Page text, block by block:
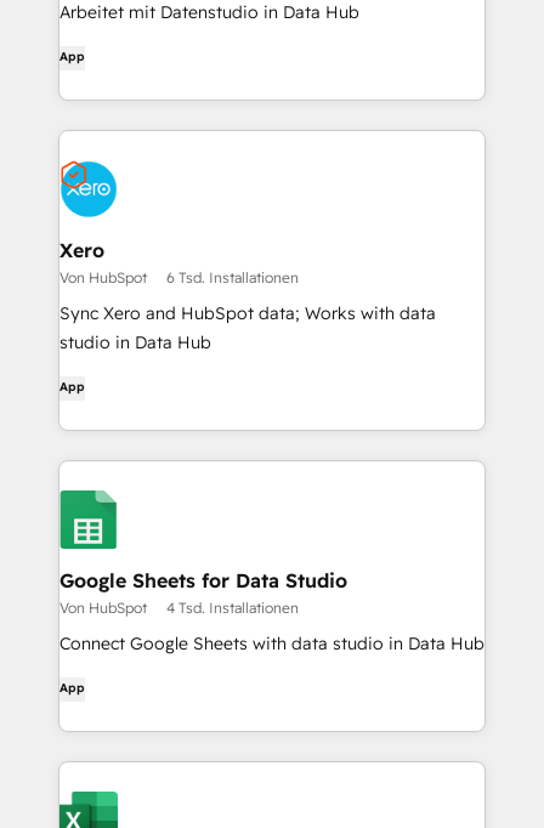
Arbeitet mit Datenstudio in Data Hub
App
Xero
Von HubSpot 6 Tsd. Installationen
Sync Xero and HubSpot data; Works with data
studio in Data Hub
App
Google Sheets for Data Studio
Von HubSpot 4 Tsd. Installationen
Connect Google Sheets with data studio in Data Hub
App